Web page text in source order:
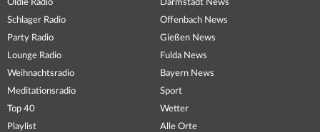
Oldie Radio
Schlager Radio
Party Radio
Lounge Radio
Weihnachtsradio
Meditationsradio
Top 40
Playlist
Darmstadt News
Offenbach News
Gießen News
Fulda News
Bayern News
Sport
Wetter
Alle Orte